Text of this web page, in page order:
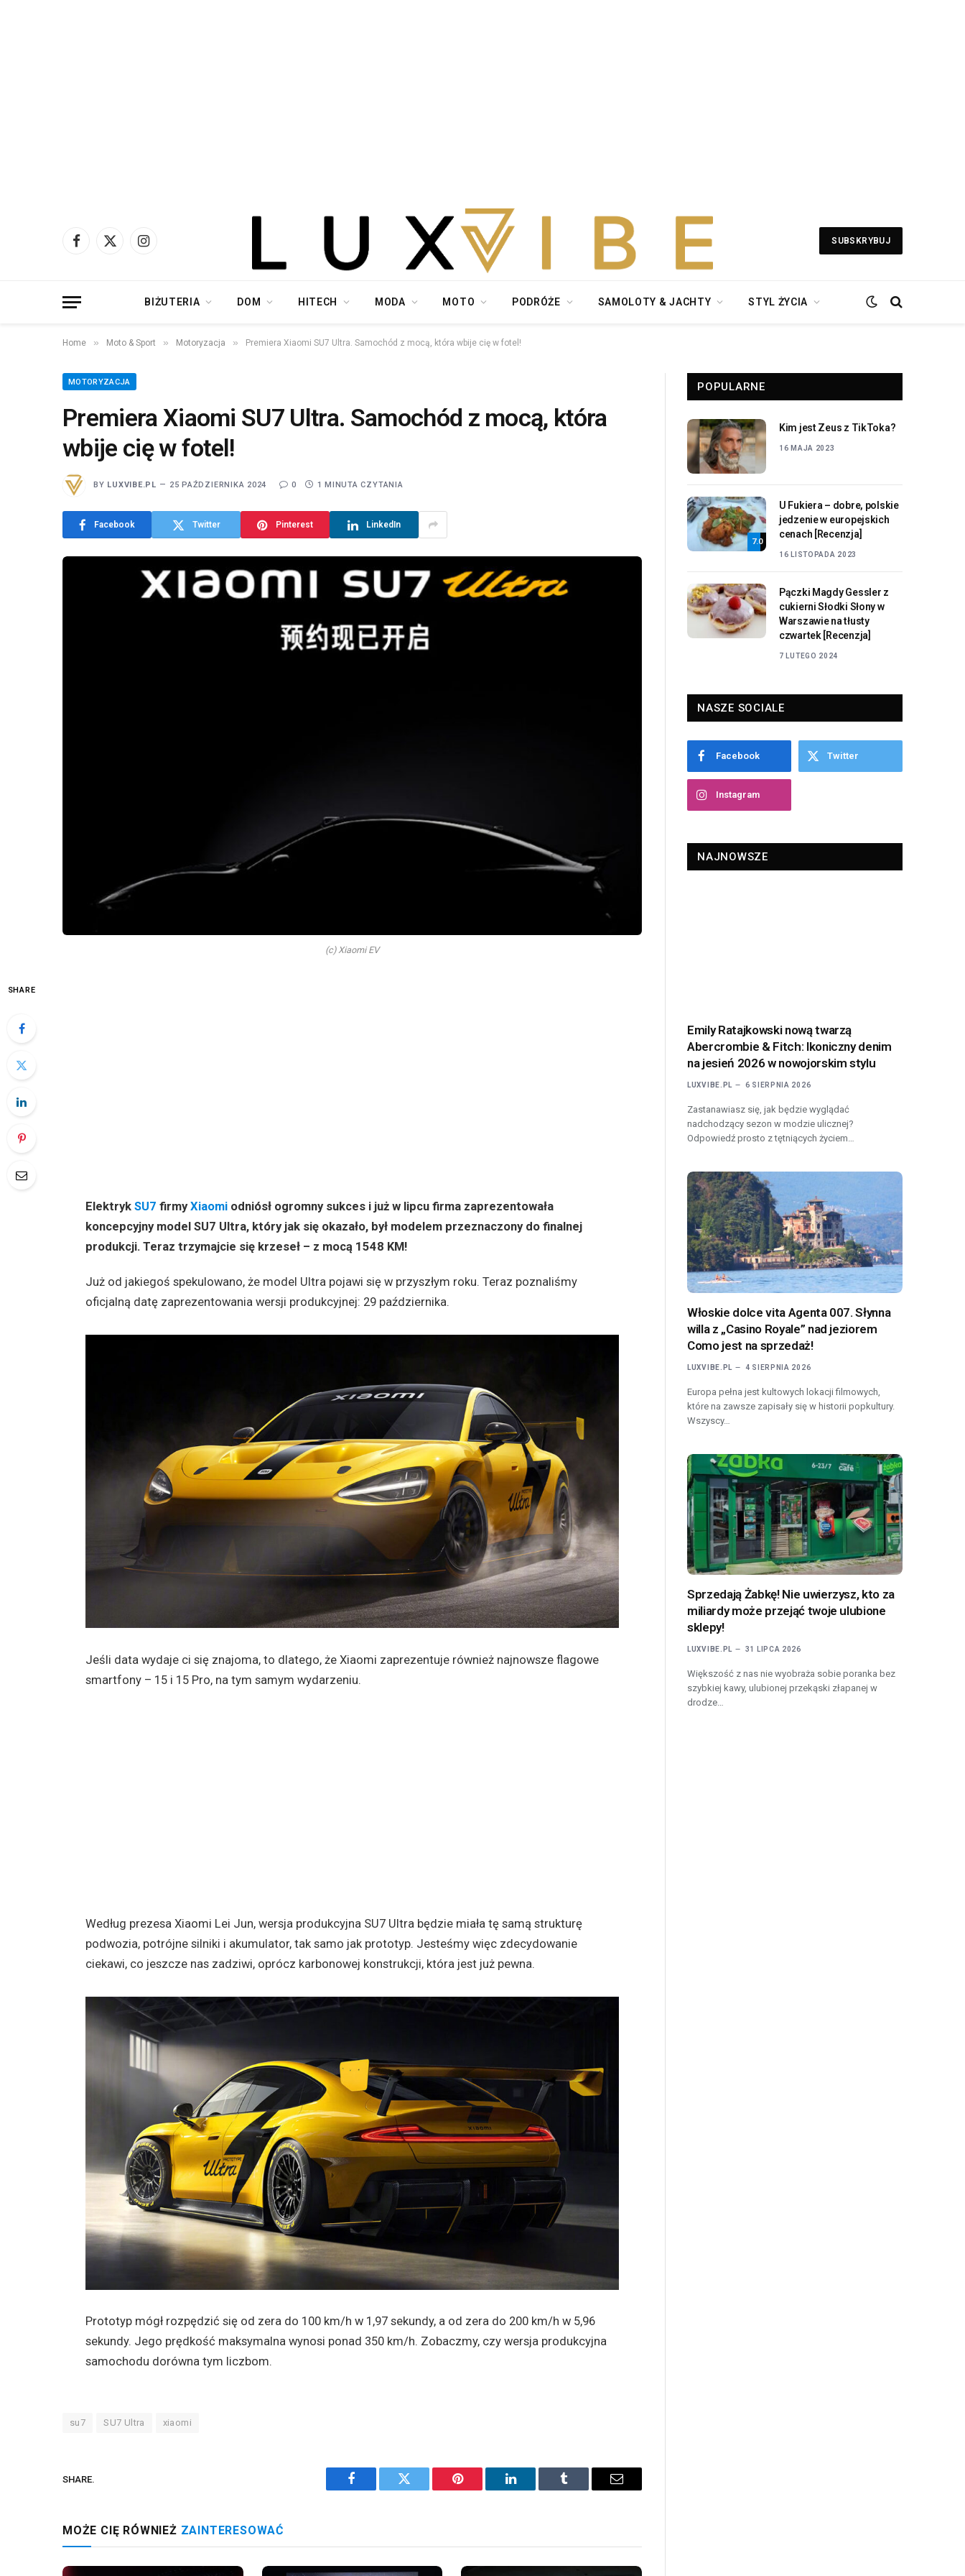
Facebook
X
Instagram
SUBSKRYBUJ
BIŻUTERIA DOM HITECH MODA MOTO PODRÓŻE SAMOLOTY & JACHTY STYL ŻYCIA
Home » Moto & Sport » Motoryzacja » Premiera Xiaomi SU7 Ultra. Samochód z mocą, która wbije cię w fotel!
MOTORYZACJA
Premiera Xiaomi SU7 Ultra. Samochód z mocą, która
wbije cię w fotel!
BY LUXVIBE.PL 25 PAŹDZIERNIKA 2024 0 1 MINUTA CZYTANIA
Facebook Twitter Pinterest LinkedIn
(c) Xiaomi EV
SHARE
Elektryk SU7 firmyXiaomiodniósł ogromny sukces i już w lipcu firma zaprezentowała
koncepcyjny model SU7 Ultra, który jak się okazało, był modelem przeznaczony do finalnej
produkcji. Teraz trzymajcie się krzeseł – z mocą 1548 KM!
Już od jakiegoś spekulowano, że model Ultra pojawi się w przyszłym roku. Teraz poznaliśmy
oficjalną datę zaprezentowania wersji produkcyjnej: 29 października.
Jeśli data wydaje ci się znajoma, to dlatego, że Xiaomi zaprezentuje również najnowsze flagowe
smartfony – 15 i 15 Pro, na tym samym wydarzeniu.
Według prezesa Xiaomi Lei Jun, wersja produkcyjna SU7 Ultra będzie miała tę samą strukturę
podwozia, potrójne silniki i akumulator, tak samo jak prototyp. Jesteśmy więc zdecydowanie
ciekawi, co jeszcze nas zadziwi, oprócz karbonowej konstrukcji, która jest już pewna.
Prototyp mógł rozpędzić się od zera do 100 km/h w 1,97 sekundy, a od zera do 200 km/h w 5,96
sekundy. Jego prędkość maksymalna wynosi ponad 350 km/h. Zobaczmy, czy wersja produkcyjna
samochodu dorówna tym liczbom.
su7 SU7 Ultra xiaomi
SHARE.
Facebook Twitter Pinterest LinkedIn Tumblr Email
MOŻE CIĘ RÓWNIEŻ ZAINTERESOWAĆ
POPULARNE
Kim jest Zeus z TikToka?
16 MAJA 2023
7.0
U Fukiera – dobre, polskie
jedzenie w europejskich
cenach [Recenzja]
16 LISTOPADA 2023
Pączki Magdy Gessler z
cukierni Słodki Słony w
Warszawie na tłusty
czwartek [Recenzja]
7 LUTEGO 2024
NASZE SOCIALE
Facebook Twitter
Instagram
NAJNOWSZE
Emily Ratajkowski nową twarzą
Abercrombie & Fitch: Ikoniczny denim
na jesień 2026 w nowojorskim stylu
LUXVIBE.PL 6 SIERPNIA 2026
Zastanawiasz się, jak będzie wyglądać
nadchodzący sezon w modzie ulicznej?
Odpowiedź prosto z tętniących życiem…
Włoskie dolce vita Agenta 007. Słynna
willa z „Casino Royale” nad jeziorem
Como jest na sprzedaż!
LUXVIBE.PL 4 SIERPNIA 2026
Europa pełna jest kultowych lokacji filmowych,
które na zawsze zapisały się w historii popkultury.
Wszyscy…
Sprzedają Żabkę! Nie uwierzysz, kto za
miliardy może przejąć twoje ulubione
sklepy!
LUXVIBE.PL 31 LIPCA 2026
Większość z nas nie wyobraża sobie poranka bez
szybkiej kawy, ulubionej przekąski złapanej w
drodze…